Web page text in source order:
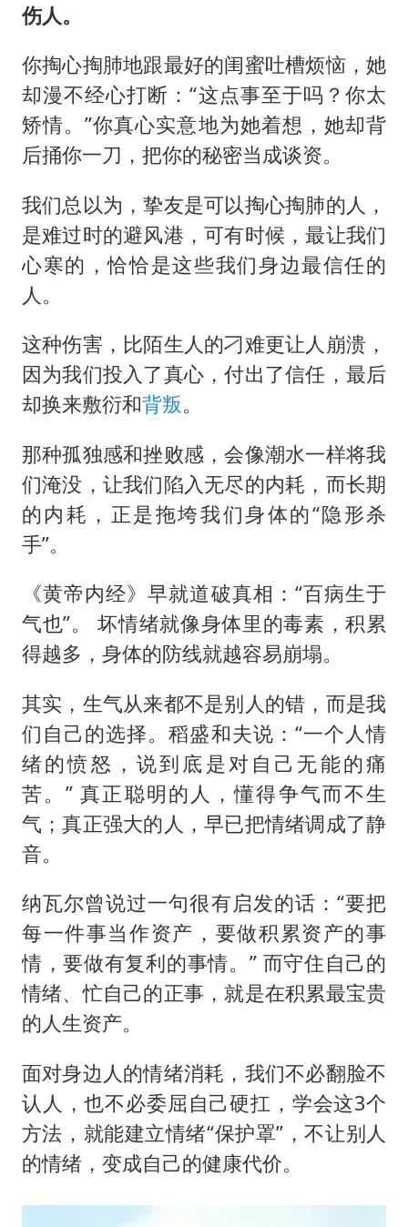
伤人。
你掏心掏肺地跟最好的闺蜜吐槽烦恼，她
却漫不经心打断：“这点事至于吗？你太
矫情。”你真心实意地为她着想，她却背
后捅你一刀，把你的秘密当成谈资。
我们总以为，挚友是可以掏心掏肺的人，
是难过时的避风港，可有时候，最让我们
心寒的，恰恰是这些我们身边最信任的
人。
这种伤害，比陌生人的刁难更让人崩溃，
因为我们投入了真心，付出了信任，最后
却换来敷衍和背叛。
那种孤独感和挫败感，会像潮水一样将我
们淹没，让我们陷入无尽的内耗，而长期
的内耗，正是拖垮我们身体的“隐形杀
手”。
《黄帝内经》早就道破真相：“百病生于
气也”。 坏情绪就像身体里的毒素，积累
得越多，身体的防线就越容易崩塌。
其实，生气从来都不是别人的错，而是我
们自己的选择。稻盛和夫说：“一个人情
绪的愤怒，说到底是对自己无能的痛
苦。” 真正聪明的人，懂得争气而不生
气；真正强大的人，早已把情绪调成了静
音。
纳瓦尔曾说过一句很有启发的话：“要把
每一件事当作资产，要做积累资产的事
情，要做有复利的事情。” 而守住自己的
情绪、忙自己的正事，就是在积累最宝贵
的人生资产。
面对身边人的情绪消耗，我们不必翻脸不
认人，也不必委屈自己硬扛，学会这3个
方法，就能建立情绪“保护罩”，不让别人
的情绪，变成自己的健康代价。